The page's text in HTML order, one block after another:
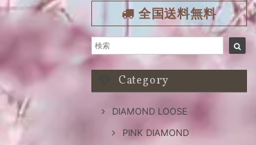
全国送料無料
Category
DIAMOND LOOSE
PINK DIAMOND